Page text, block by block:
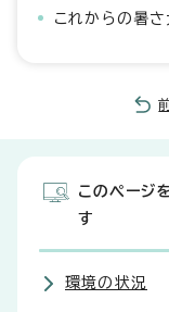
これからの暑
このページ
す
環境の状況